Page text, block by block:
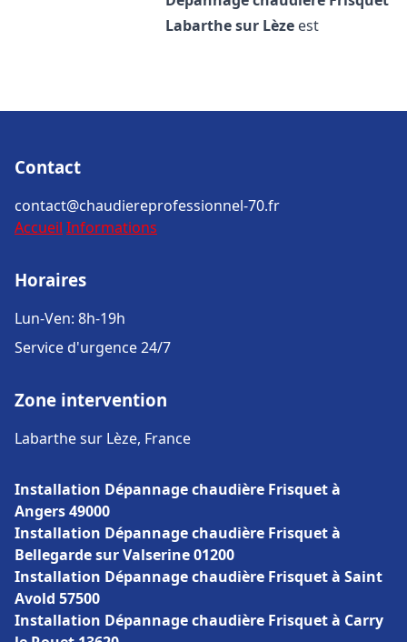
Labarthe sur Lèze est
Contact
contact@chaudiereprofessionnel-70.fr
Accueil Informations
Horaires
Lun-Ven: 8h-19h
Service d'urgence 24/7
Zone intervention
Labarthe sur Lèze, France
Installation Dépannage chaudière Frisquet à
Angers 49000
Installation Dépannage chaudière Frisquet à
Bellegarde sur Valserine 01200
Installation Dépannage chaudière Frisquet à Saint
Avold 57500
Installation Dépannage chaudière Frisquet à Carry